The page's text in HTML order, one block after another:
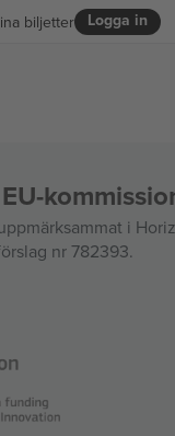
Logga in
biljetter
i
nr 782393.